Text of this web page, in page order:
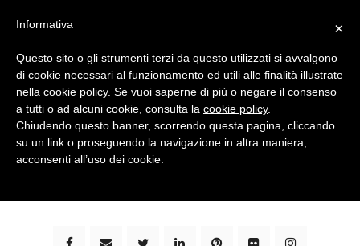
bimbi e viaggi - family travel blog: community #1 in
×
Informativa
Questo sito o gli strumenti terzi da questo utilizzati si avvalgono
di cookie necessari al funzionamento ed utili alle finalità illustrate
nella cookie policy. Se vuoi saperne di più o negare il consenso
a tutti o ad alcuni cookie, consulta la cookie policy.
Chiudendo questo banner, scorrendo questa pagina, cliccando
su un link o proseguendo la navigazione in altra maniera,
acconsenti all’uso dei cookie.